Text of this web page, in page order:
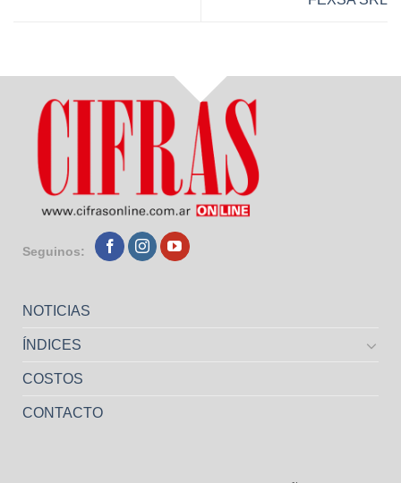
Seguinos:
NOTICIAS
ÍNDICES
COSTOS
CONTACTO